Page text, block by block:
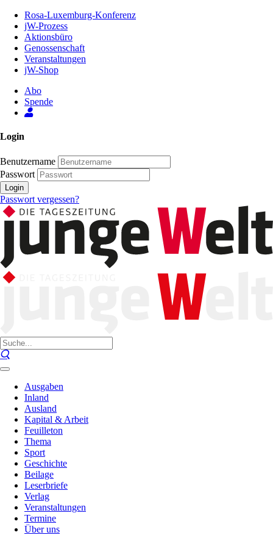
Inhalt
Seite
Rosa-Luxemburg-Konferenz
jW-Prozess
Aktionsbüro
Genossenschaft
Veranstaltungen
jW-Shop
Abo
Spende
Login
Benutzername
Passwort
Login
Passwort vergessen?
Ausgaben
Inland
Ausland
Kapital & Arbeit
Feuilleton
Thema
Sport
Geschichte
Beilage
Leserbriefe
Verlag
Veranstaltungen
Termine
Über uns